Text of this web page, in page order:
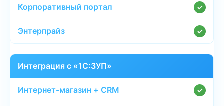
✓
✓
Интеграция с «1С:ЗУП»
✓